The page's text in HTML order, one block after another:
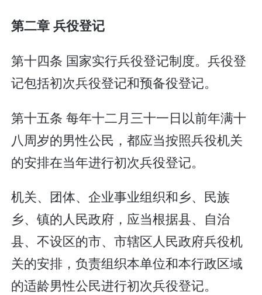
第二章 兵役登记
第十四条 国家实行兵役登记制度。兵役登
记包括初次兵役登记和预备役登记。
第十五条 每年十二月三十一日以前年满十
八周岁的男性公民，都应当按照兵役机关
的安排在当年进行初次兵役登记。
机关、团体、企业事业组织和乡、民族
乡、镇的人民政府，应当根据县、自治
县、不设区的市、市辖区人民政府兵役机
关的安排，负责组织本单位和本行政区域
的适龄男性公民进行初次兵役登记。